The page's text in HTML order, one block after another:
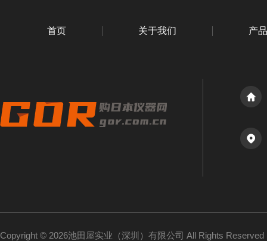
首页 关于我们 产
Copyright © 2026池田屋实业（深圳）有限公司 All Rights